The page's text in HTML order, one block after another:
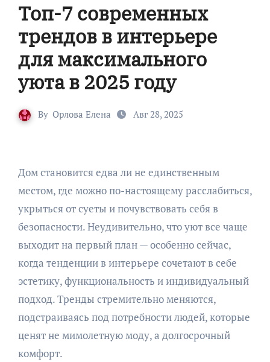
Топ-7 современных
трендов в интерьере
для максимального
уюта в 2025 году
By Орлова Елена Авг 28, 2025
Дом становится едва ли не единственным
местом, где можно по-настоящему расслабиться,
укрыться от суеты и почувствовать себя в
безопасности. Неудивительно, что уют все чаще
выходит на первый план — особенно сейчас,
когда тенденции в интерьере сочетают в себе
эстетику, функциональность и индивидуальный
подход. Тренды стремительно меняются,
подстраиваясь под потребности людей, которые
ценят не мимолетную моду, а долгосрочный
комфорт.